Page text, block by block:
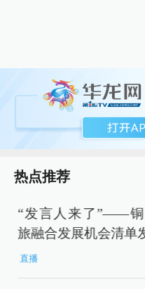
热点推荐
“发言人来了”——
旅融合发展机会清单
直播